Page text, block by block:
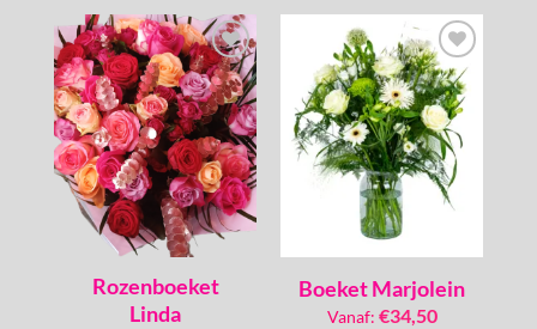
Toevoegen
aan
verlanglijst
Rozenboeket
Linda
Toevoegen
aan
verlanglijst
Boeket Marjolein
Vanaf: €34,50